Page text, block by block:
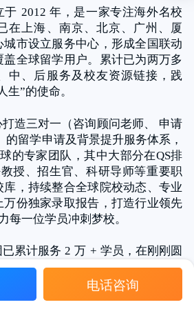
于 2012 年，是一家专注海外名校
在上海、南京、北京、广州、厦
市设立服务中心，形成全国联动
全球留学用户。累计已为两万多
中、后服务及校友资源链接，践
生”的使命。
造三对一（咨询顾问老师、 申请
的留学申请及背景提升服务体系，
的专家团队，其中大部分在QS排
授、招生官、科研导师等重要职
，持续整合全球院校动态、专业
份独家录取报告，打造行业领先
每一位学员冲刺梦校。
累计服务 2 万 + 学员，在刚刚圆
，指南者留学共帮助 3,720名 学员
，其中 90%offer 来自世界排名
度录取 首次突破万枚大关！秉持
电话咨询